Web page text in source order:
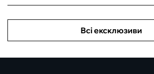
Всі ексклюзиви